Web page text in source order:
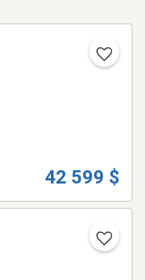
42 599 $